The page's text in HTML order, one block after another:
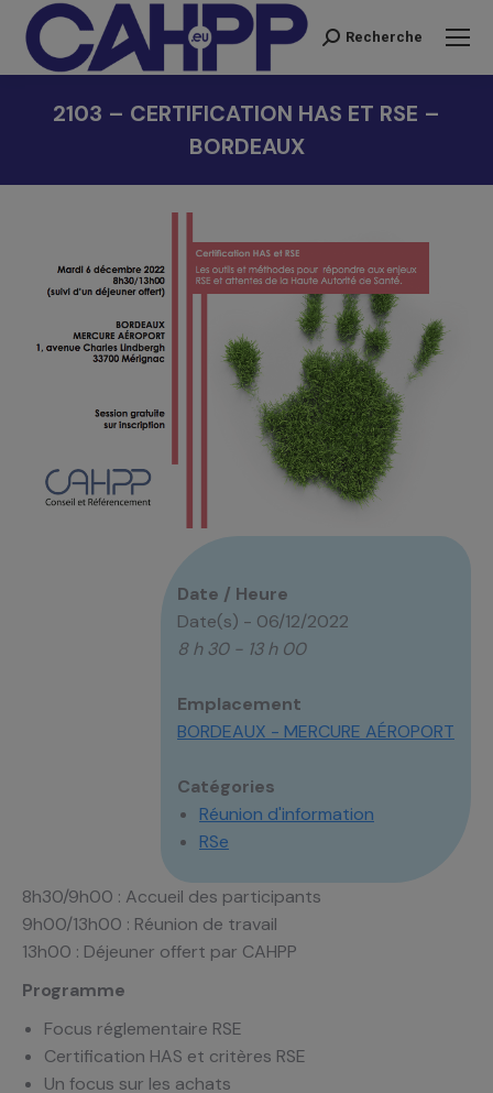
Recherche
Recherche
2103 – CERTIFICATION HAS ET RSE –
BORDEAUX
Date / Heure
Date(s) - 06/12/2022
8 h 30 - 13 h 00
Emplacement
BORDEAUX - MERCURE AÉROPORT
Catégories
Réunion d'information
RSe
8h30/9h00 : Accueil des participants
9h00/13h00 : Réunion de travail
13h00 : Déjeuner offert par CAHPP
Programme
Focus réglementaire RSE
Certification HAS et critères RSE
Un focus sur les achats